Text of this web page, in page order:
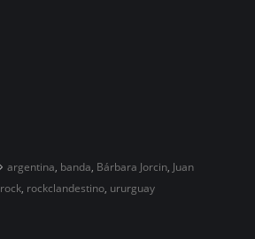
argentina, banda, Bárbara Jorcin, Juan
rock, rockclandestino, ururguay